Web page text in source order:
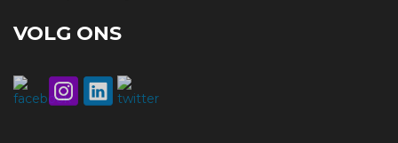
VOLG ONS